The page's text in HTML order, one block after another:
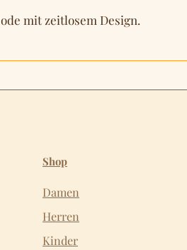
mit zeitlosem Design.
Shop
Damen
Herren
Kinder